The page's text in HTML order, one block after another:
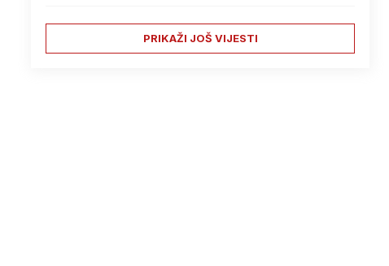
PRIKAŽI JOŠ VIJESTI